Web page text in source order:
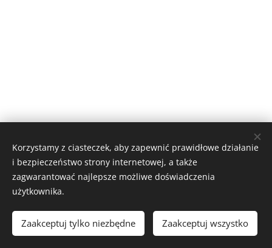
2025 www.jazykovkaONLINE.cz
Všechna práva vyhrazena.
Języki
Čeština
English Deutsch Polski Français
Korzystamy z ciasteczek, aby zapewnić prawidłowe działanie
i bezpieczeństwo strony internetowej, a także
zagwarantować najlepsze możliwe doświadczenia
użytkownika.
Zaakceptuj tylko niezbędne Zaakceptuj wszystko